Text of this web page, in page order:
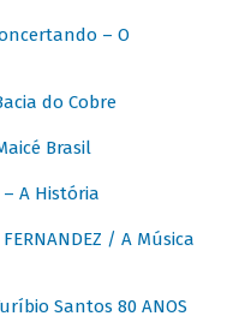
– O
do Cobre
Brasil
– A História
FERNANDEZ / A Música
Santos 80 ANOS